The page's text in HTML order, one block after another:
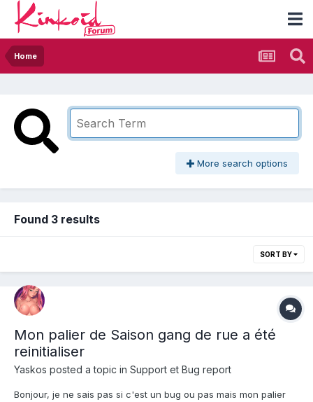
Home
More search options
Found 3 results
SORT BY
Mon palier de Saison gang de rue a été
reinitialiser
Yaskos posted a topic in Support et Bug report
Bonjour, je ne sais pas si c'est un bug ou pas mais mon palier